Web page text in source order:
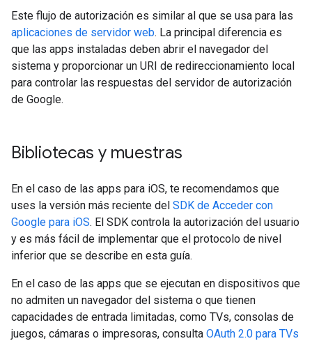
Este flujo de autorización es similar al que se usa para las
aplicaciones de servidor web. La principal diferencia es
que las apps instaladas deben abrir el navegador del
sistema y proporcionar un URI de redireccionamiento local
para controlar las respuestas del servidor de autorización
de Google.
Bibliotecas y muestras
En el caso de las apps para iOS, te recomendamos que
uses la versión más reciente del SDK de Acceder con
Google para iOS. El SDK controla la autorización del usuario
y es más fácil de implementar que el protocolo de nivel
inferior que se describe en esta guía.
En el caso de las apps que se ejecutan en dispositivos que
no admiten un navegador del sistema o que tienen
capacidades de entrada limitadas, como TVs, consolas de
juegos, cámaras o impresoras, consulta OAuth 2.0 para TVs